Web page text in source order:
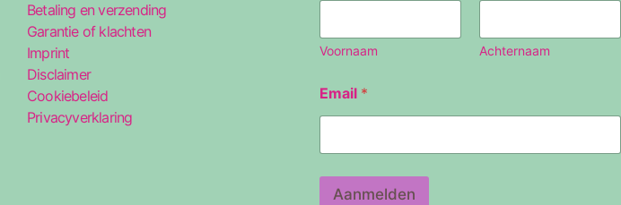
Betaling en verzending
Garantie of klachten
Imprint
Disclaimer
Cookiebeleid
Privacyverklaring
Voornaam Achternaam
m
a
l
a
Email *
Aanmelden